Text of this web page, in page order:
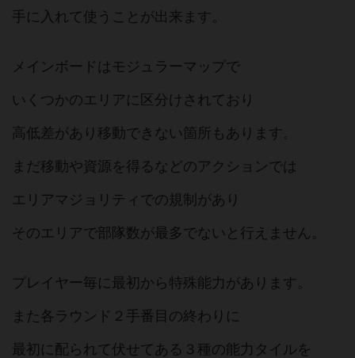
手に入れて使うことが出来ます。
メインボードはモジュラーマップで
いくつかのエリアに区分けされており
高低差があり移動できない箇所もあります。
まだ移動や資源を得るなどのアクションでは
エリアマジョリティでの規制があり
そのエリアで部隊数が最多でないと行えません。
プレイヤー毎に最初から特殊能力があります。
また各ラウンド２手番目の終わりに
最初に配られて伏せてある３種の能力タイルを